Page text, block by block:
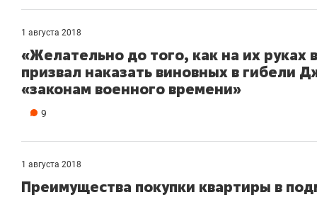
1 августа 2018
«Желательно до того, как на их руках
призвал наказать виновных в гибели
«законам военного времени»
9
1 августа 2018
Преимущества покупки квартиры в